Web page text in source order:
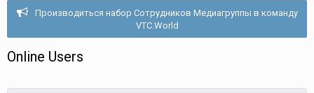
Производиться набор Сотрудников Медиагруппы в команду
VTC.World
Online Users